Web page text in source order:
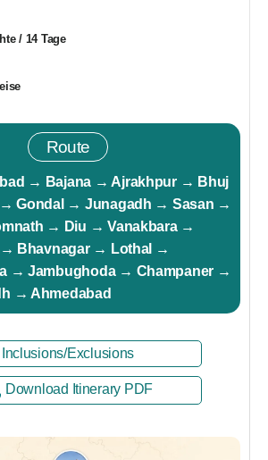
/ 14 Tage
Route
→ Bajana → Ajrakhpur → Bhuj
Gondal → Junagadh → Sasan →
→ Diu → Vanakbara →
→ Bhavnagar → Lothal →
→ Jambughoda → Champaner →
→ Ahmedabad
Inclusions/Exclusions
Download Itinerary PDF